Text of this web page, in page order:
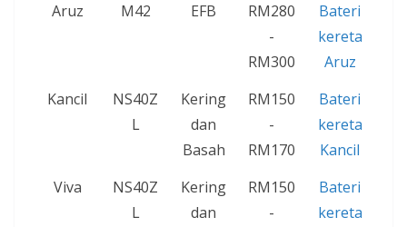
Aruz
M42 EFB
RM280
-
RM300
Bateri
kereta
Aruz
Kancil
NS40Z
L
Kering
dan
Basah
RM150
-
RM170
Bateri
kereta
Kancil
Viva
NS40Z
L
Kering
dan
RM150
-
Bateri
kereta